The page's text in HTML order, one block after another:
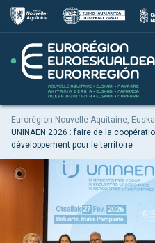
Eurorégion Nouvelle-Aquitaine,
UNINAEN 2026 : faire de la
développement pour le territoire